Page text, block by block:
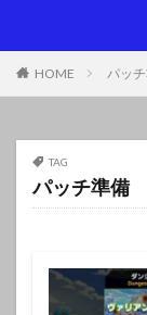
HOME パッ
TAG
パッチ準備